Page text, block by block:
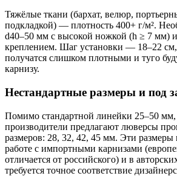
Тяжёлые ткани (бархат, велюр,
подкладкой) — плотность 400+ г/м².
d40–50 мм с высокой ножкой (h ≥ 7 мм)
креплением. Шаг установки — 18–22 см,
получатся слишком плотными и туго
карнизу.
Нестандартные размеры и под
Помимо стандартной линейки 25–50 мм,
производители предлагают люверсы
размеров: 28, 32, 42, 45 мм. Эти размеры
работе с импортными карнизами
отличается от российского) и в
требуется точное соответствие